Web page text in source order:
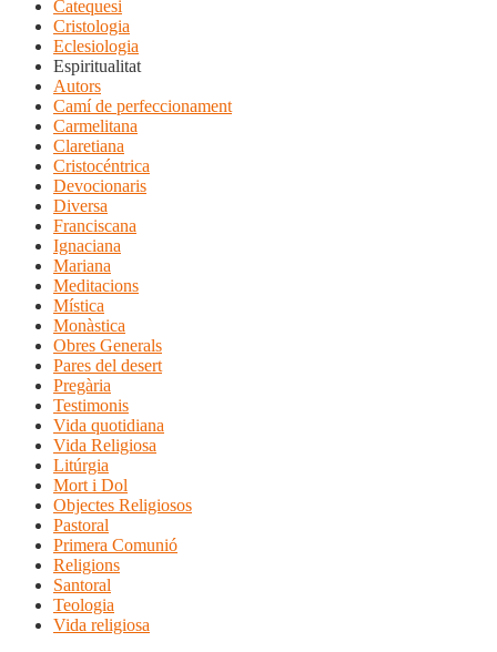
Catequesi
Cristologia
Eclesiologia
Espiritualitat
Autors
Camí de perfeccionament
Carmelitana
Claretiana
Cristocéntrica
Devocionaris
Diversa
Franciscana
Ignaciana
Mariana
Meditacions
Mística
Monàstica
Obres Generals
Pares del desert
Pregària
Testimonis
Vida quotidiana
Vida Religiosa
Litúrgia
Mort i Dol
Objectes Religiosos
Pastoral
Primera Comunió
Religions
Santoral
Teologia
Vida religiosa